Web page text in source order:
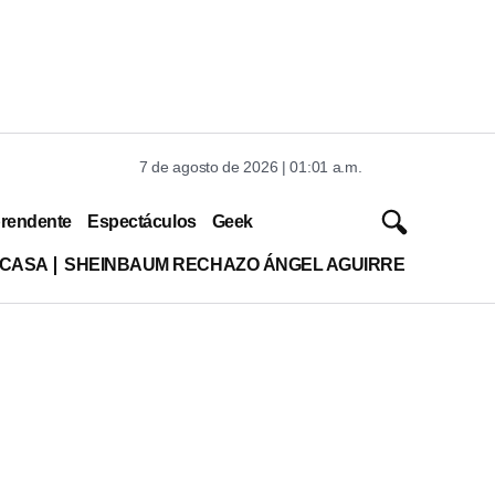
7 de agosto de 2026 | 01:01 a.m.
Espectáculos Geek
SHEINBAUM RECHAZO ÁNGEL AGUIRRE